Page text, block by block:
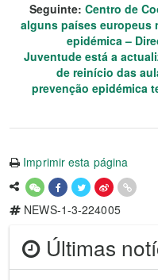
Seguinte: Centro de
alguns países europeus
epidémica –
Juventude está a
de reinício das
prevenção epidémica
Imprimir esta página
NEWS-1-3-224005
Últimas